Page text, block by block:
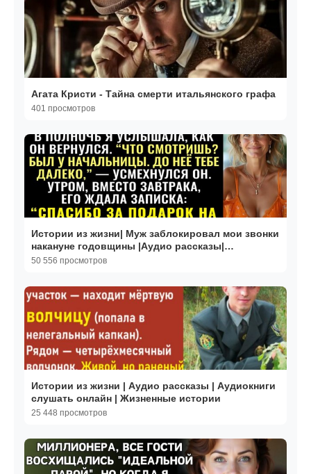
Агата Кристи - Тайна смерти итальянского графа
401 просмотров
Истории из жизни| Муж заблокировал мои звонки
накануне годовщины |Аудио рассказы|
Жизненные истории
50 556 просмотров
Истории из жизни | Аудио рассказы | Аудиокниги
слушать онлайн | Жизненные истории
25 448 просмотров